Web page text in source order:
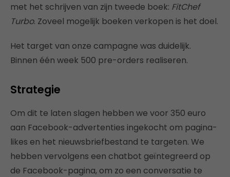
met het schrijven van zijn tweede boek: FitChef
Turbo. Zoveel mogelijk boeken verkopen is het doel.
Het target van onze campagne was duidelijk.
Binnen één week 500 pre-orders realiseren.
Strategie
Om dit te laten slagen hebben we voor 350 euro
aan Facebook-advertenties ingekocht om pagina-
likes en het nieuwsbriefbestand te targeten. We
hebben vervolgens een chatbot geïntegreerd op
de Facebook-pagina, om zo een conversatie te